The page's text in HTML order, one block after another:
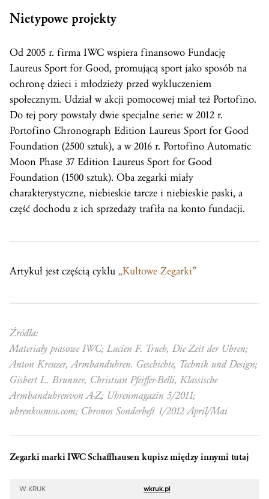
Nietypowe projekty
Od 2005 r. firma IWC wspiera finansowo Fundację
Laureus Sport for Good, promującą sport jako sposób na
ochronę dzieci i młodzieży przed wykluczeniem
społecznym. Udział w akcji pomocowej miał też Portofino.
Do tej pory powstały dwie specjalne serie: w 2012 r.
Portofino Chronograph Edition Laureus Sport for Good
Foundation (2500 sztuk), a w 2016 r. Portofino Automatic
Moon Phase 37 Edition Laureus Sport for Good
Foundation (1500 sztuk). Oba zegarki miały
charakterystyczne, niebieskie tarcze i niebieskie paski, a
część dochodu z ich sprzedaży trafiła na konto fundacji.
Artykuł jest częścią cyklu „Kultowe Zegarki”
Źródła:
Materiały prasowe IWC; Lucien F. Trueb, Die Zeit der Uhren;
Anton Kreuzer, Armbanduhren. Geschichte, Technik und Design;
Gisbert L. Brunner, Christian Pfeiffer-Belli, Klassische
Armbanduhrenvon A-Z; Uhrenmagazin 5/2011;
uhrenkosmos.com; Chronos Sonderheft 1/2012 April/Mai
Zegarki marki IWC Schaffhausen kupisz między innymi tutaj
W.KRUK wkruk.pl